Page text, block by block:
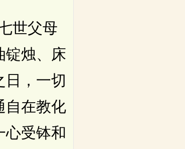
世父母
锭烛、床
日，一切
自在教化
心受钵和